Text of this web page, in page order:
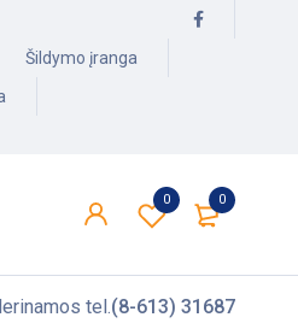
Šildymo įranga
0
0
tel.(8-613) 31687